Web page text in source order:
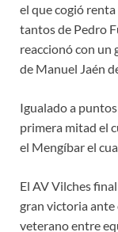
el que cogió renta
tantos de Pedro
reaccionó con
de Manuel Jaén
Igualado a
primera mitad el
el Mengíbar el
El AV Vilches
gran victoria ante
veterano entre